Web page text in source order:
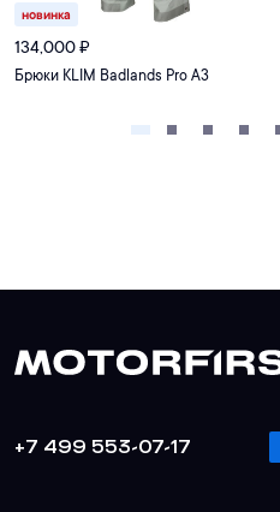
новинка
134,000₽
Брюки KLIM Badlands Pro A3
+7 499 553-07-17